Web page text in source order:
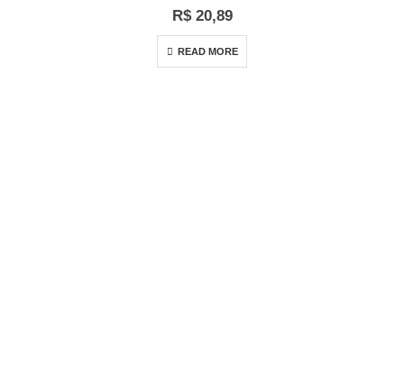
0out of 5
R$20,89
READ MORE